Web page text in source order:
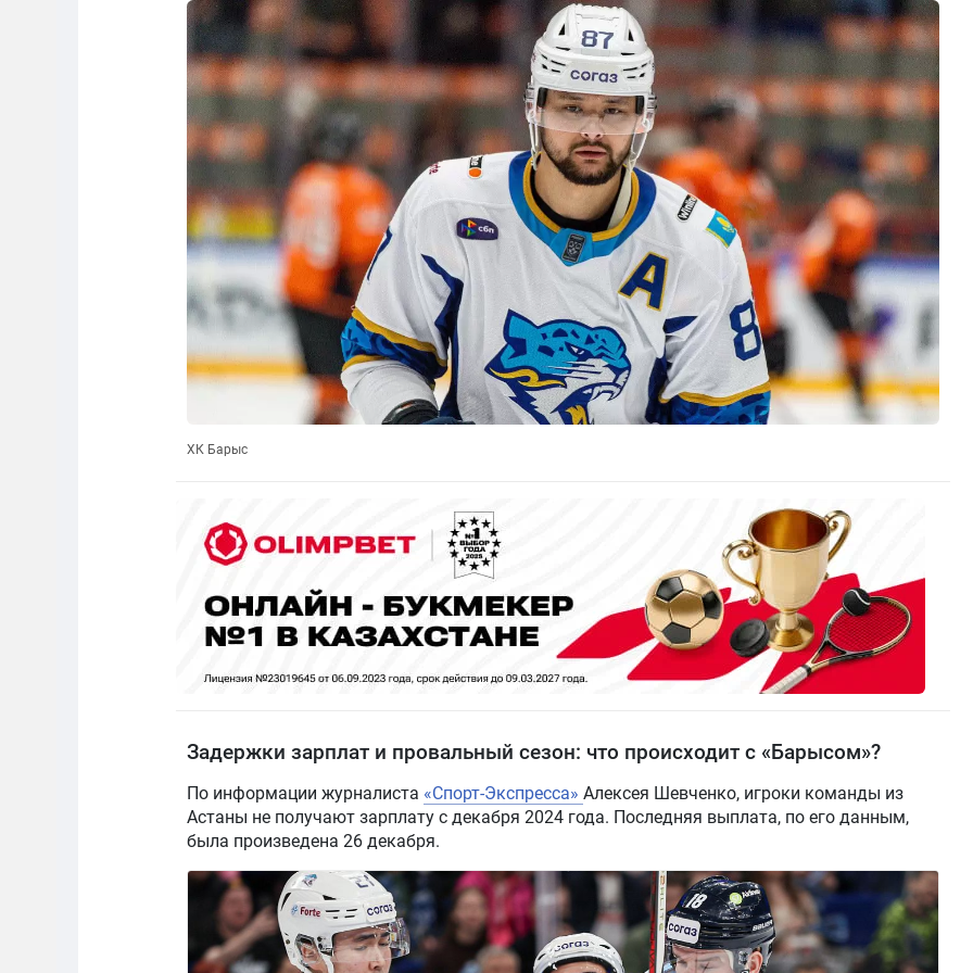
ХК Барыс
Задержки зарплат и провальный сезон: что происходит с «Барысом»?
По информации журналиста «Спорт-Экспресса» Алексея Шевченко, игроки команды из
Астаны не получают зарплату с декабря 2024 года. Последняя выплата, по его данным,
была произведена 26 декабря.